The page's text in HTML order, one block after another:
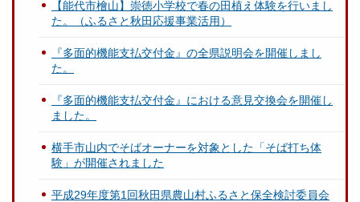
【能代市檜山】崇徳小学校で春の田植え体験を行いまし
た。（ふるさと秋田応援事業活用）
『多面的機能支払交付金』の全県説明会を開催しまし
た。
『多面的機能支払交付金』における意見交換会を開催し
ました。
横手市⼭内でそばオーナーを対象とした「そば打ち体
験」が開催されました
平成29年度第1回秋田県農山村ふるさと保全検討委員会